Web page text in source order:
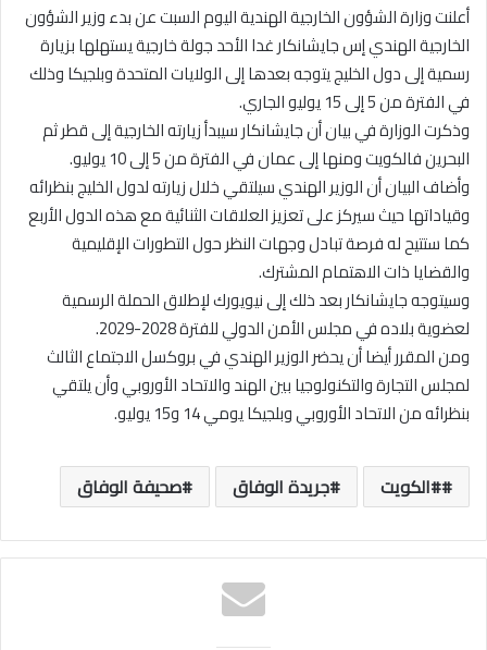
أعلنت وزارة الشؤون الخارجية الهندية اليوم السبت عن بدء وزير الشؤون
الخارجية الهندي إس جايشانكار غدا الأحد جولة خارجية يستهلها بزيارة
رسمية إلى دول الخليج يتوجه بعدها إلى الولايات المتحدة وبلجيكا وذلك
في الفترة من 5 إلى 15 يوليو الجاري.
وذكرت الوزارة في بيان أن جايشانكار سيبدأ زيارته الخارجية إلى قطر ثم
البحرين فالكويت ومنها إلى عمان في الفترة من 5 إلى 10 يوليو.
وأضاف البيان أن الوزير الهندي سيلتقي خلال زيارته لدول الخليج بنظرائه
وقياداتها حيث سيركز على تعزيز العلاقات الثنائية مع هذه الدول الأربع
كما ستتيح له فرصة تبادل وجهات النظر حول التطورات الإقليمية
والقضايا ذات الاهتمام المشترك.
وسيتوجه جايشانكار بعد ذلك إلى نيويورك لإطلاق الحملة الرسمية
لعضوية بلاده في مجلس الأمن الدولي للفترة 2028-2029.
ومن المقرر أيضا أن يحضر الوزير الهندي في بروكسل الاجتماع الثالث
لمجلس التجارة والتكنولوجيا بين الهند والاتحاد الأوروبي وأن يلتقي
بنظرائه من الاتحاد الأوروبي وبلجيكا يومي 14 و15 يوليو.
#الكويت جريدة الوفاق صحيفة الوفاق